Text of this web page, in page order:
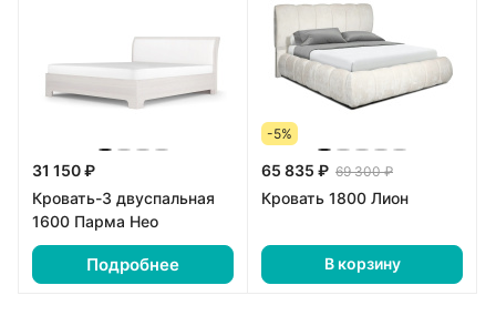
31 150 ₽
Кровать-3 двуспальная
1600 Парма Нео
Подробнее
-5%
65 835 ₽ 69 300 ₽
Кровать 1800 Лион
В корзину